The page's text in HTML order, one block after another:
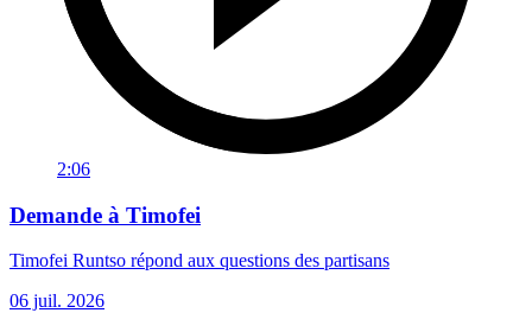
2:06
Demande à Timofei
Timofei Runtso répond aux questions des partisans
06 juil. 2026